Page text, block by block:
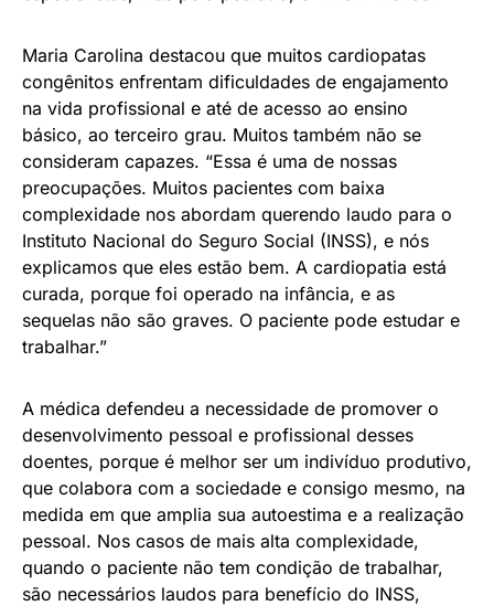
Maria Carolina destacou que muitos cardiopatas
congênitos enfrentam dificuldades de engajamento
na vida profissional e até de acesso ao ensino
básico, ao terceiro grau. Muitos também não se
consideram capazes. “Essa é uma de nossas
preocupações. Muitos pacientes com baixa
complexidade nos abordam querendo laudo para o
Instituto Nacional do Seguro Social (INSS), e nós
explicamos que eles estão bem. A cardiopatia está
curada, porque foi operado na infância, e as
sequelas não são graves. O paciente pode estudar e
trabalhar.”
A médica defendeu a necessidade de promover o
desenvolvimento pessoal e profissional desses
doentes, porque é melhor ser um indivíduo produtivo,
que colabora com a sociedade e consigo mesmo, na
medida em que amplia sua autoestima e a realização
pessoal. Nos casos de mais alta complexidade,
quando o paciente não tem condição de trabalhar,
são necessários laudos para benefício do INSS,